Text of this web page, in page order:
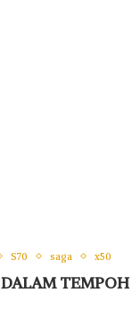
S70 saga x50
TEMPOH